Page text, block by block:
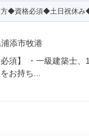
方◆資格必須◆土日祝休
添市牧港
須】 ・一級建築士、
お持ち...